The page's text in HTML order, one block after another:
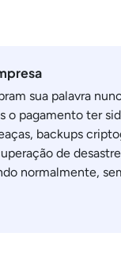
sua palavra
o pagamento ter
backups
de
normalmente,